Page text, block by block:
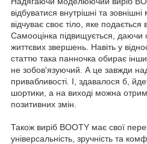
відбуватися внутрішні та
відчуває своє тіло, яке подається
Самооцінка підвищується, даючи
життєвих звершень. Навіть у
статтю така панночка обирає
не зобов'язуючий. А це завжди
привабливості. І, здавалося б,
шортики, а на виході можна
позитивних змін.
Також виріб BOOTY має свої
універсальність, зручність та